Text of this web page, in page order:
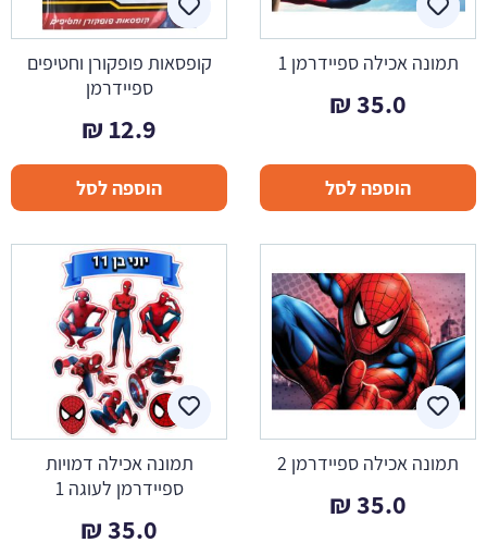
תמונה אכילה ספיידרמן 1
35.0
₪
הוספה לסל
קופסאות פופקורן וחטיפים
ספיידרמן
12.9
₪
הוספה לסל
תמונה אכילה ספיידרמן 2
35.0
₪
תמונה אכילה דמויות
ספיידרמן לעוגה 1
35.0
₪